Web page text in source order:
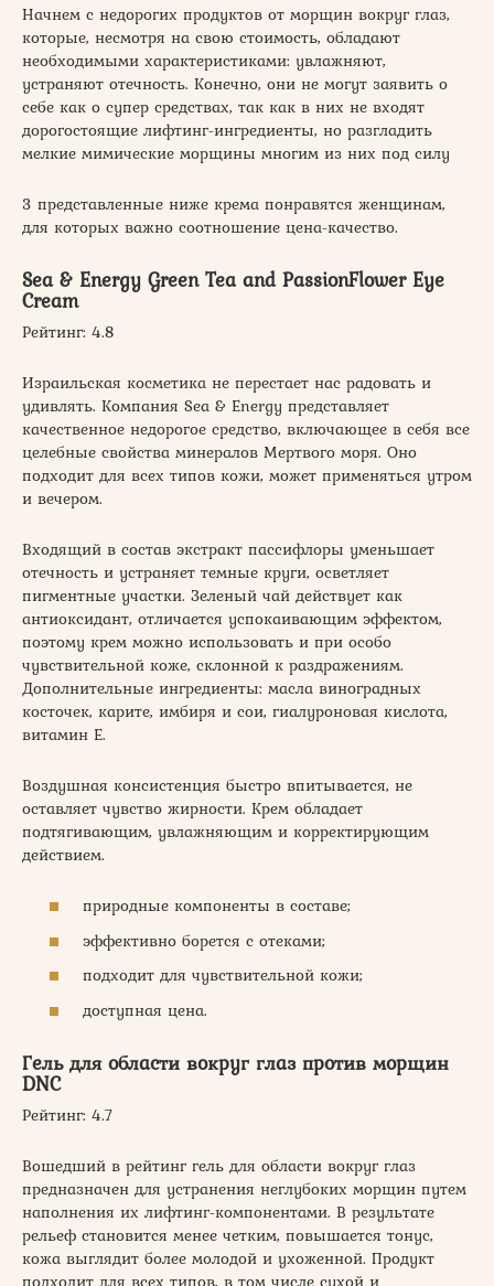
Начнем с недорогих продуктов от морщин вокруг глаз,
которые, несмотря на свою стоимость, обладают
необходимыми характеристиками: увлажняют,
устраняют отечность. Конечно, они не могут заявить о
себе как о супер средствах, так как в них не входят
дорогостоящие лифтинг-ингредиенты, но разгладить
мелкие мимические морщины многим из них под силу
3 представленные ниже крема понравятся женщинам,
для которых важно соотношение цена-качество.
Sea & Energy Green Tea and PassionFlower Eye
Cream
Рейтинг: 4.8
Израильская косметика не перестает нас радовать и
удивлять. Компания Sea & Energy представляет
качественное недорогое средство, включающее в себя все
целебные свойства минералов Мертвого моря. Оно
подходит для всех типов кожи, может применяться утром
и вечером.
Входящий в состав экстракт пассифлоры уменьшает
отечность и устраняет темные круги, осветляет
пигментные участки. Зеленый чай действует как
антиоксидант, отличается успокаивающим эффектом,
поэтому крем можно использовать и при особо
чувствительной коже, склонной к раздражениям.
Дополнительные ингредиенты: масла виноградных
косточек, карите, имбиря и сои, гиалуроновая кислота,
витамин Е.
Воздушная консистенция быстро впитывается, не
оставляет чувство жирности. Крем обладает
подтягивающим, увлажняющим и корректирующим
действием.
природные компоненты в составе;
эффективно борется с отеками;
подходит для чувствительной кожи;
доступная цена.
Гель для области вокруг глаз против морщин
DNC
Рейтинг: 4.7
Вошедший в рейтинг гель для области вокруг глаз
предназначен для устранения неглубоких морщин путем
наполнения их лифтинг-компонентами. В результате
рельеф становится менее четким, повышается тонус,
кожа выглядит более молодой и ухоженной. Продукт